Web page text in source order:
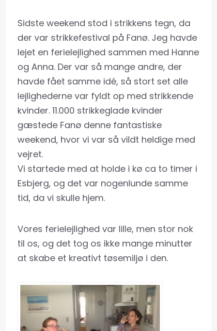
Sidste weekend stod i strikkens tegn, da
der var strikkefestival på Fanø. Jeg havde
lejet en ferielejlighed sammen med Hanne
og Anna. Der var så mange andre, der
havde fået samme idé, så stort set alle
lejlighederne var fyldt op med strikkende
kvinder. 11.000 strikkeglade kvinder
gæstede Fanø denne fantastiske
weekend, hvor vi var så vildt heldige med
vejret.
Vi startede med at holde i kø ca to timer i
Esbjerg, og det var nogenlunde samme
tid, da vi skulle hjem.
Vores ferielejlighed var lille, men stor nok
til os, og det tog os ikke mange minutter
at skabe et kreativt tøsemiljø i den.